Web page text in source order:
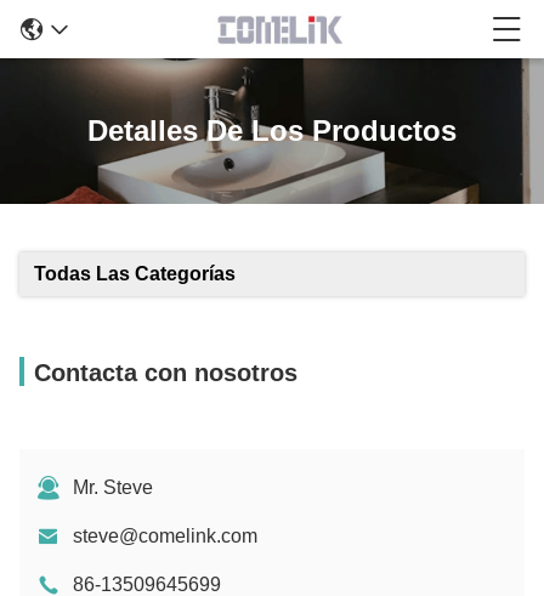
Detalles De Los Productos
Todas Las Categorías
Contacta con nosotros
Mr. Steve
steve@comelink.com
86-13509645699